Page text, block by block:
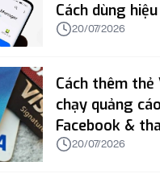
Cách dùng
20/07/2026
Cách thêm thẻ
chạy quảng cáo
Facebook &
20/07/2026